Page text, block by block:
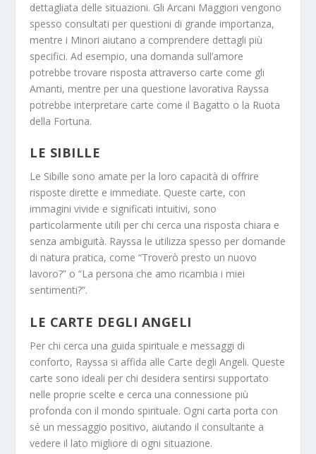
dettagliata delle situazioni. Gli Arcani Maggiori vengono
spesso consultati per questioni di grande importanza,
mentre i Minori aiutano a comprendere dettagli più
specifici. Ad esempio, una domanda sull’amore
potrebbe trovare risposta attraverso carte come gli
Amanti, mentre per una questione lavorativa Rayssa
potrebbe interpretare carte come il Bagatto o la Ruota
della Fortuna.
LE SIBILLE
Le Sibille sono amate per la loro capacità di offrire
risposte dirette e immediate. Queste carte, con
immagini vivide e significati intuitivi, sono
particolarmente utili per chi cerca una risposta chiara e
senza ambiguità. Rayssa le utilizza spesso per domande
di natura pratica, come “Troverò presto un nuovo
lavoro?” o “La persona che amo ricambia i miei
sentimenti?”.
LE CARTE DEGLI ANGELI
Per chi cerca una guida spirituale e messaggi di
conforto, Rayssa si affida alle Carte degli Angeli. Queste
carte sono ideali per chi desidera sentirsi supportato
nelle proprie scelte e cerca una connessione più
profonda con il mondo spirituale. Ogni carta porta con
sé un messaggio positivo, aiutando il consultante a
vedere il lato migliore di ogni situazione.